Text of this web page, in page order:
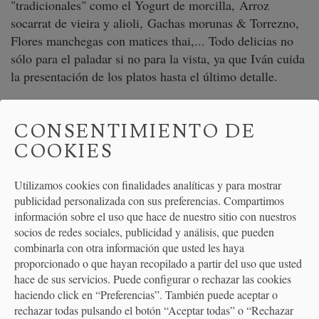
"tradicionales" como el Yogurt de morcilla, Arroz
socarrat de vieira y alioli, Gachas morunas & Torrezno,
Flores manchegas con matices thai,... Todo delicias no
sólo para el paladar si no para la vista, ya que Iván cuida
la presentación de los platos hasta el último detalle.
CONSENTIMIENTO DE
COOKIES
Utilizamos cookies con finalidades analíticas y para mostrar
publicidad personalizada con sus preferencias. Compartimos
información sobre el uso que hace de nuestro sitio con nuestros
socios de redes sociales, publicidad y análisis, que pueden
combinarla con otra información que usted les haya
proporcionado o que hayan recopilado a partir del uso que usted
hace de sus servicios. Puede configurar o rechazar las cookies
haciendo click en “Preferencias”. También puede aceptar o
rechazar todas pulsando el botón “Aceptar todas” o “Rechazar